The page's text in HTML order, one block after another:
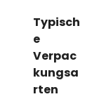
Typisch
e
Verpac
kungsa
rten